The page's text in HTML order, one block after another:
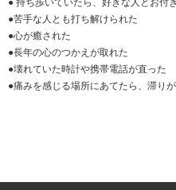
● 持ち歩いていたら、好きな人とお付
●苦手な人とも打ち解けられた
●心が癒された
●長年の心のつかえが取れた
●壊れていた時計や携帯電話が直った
●痛みを感じる場所にあてたら、滞り